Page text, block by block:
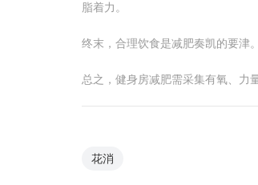
脂着力。
终末，合理饮食是减肥奏凯的要津
总之，健身房减肥需采集有氧、力
花消